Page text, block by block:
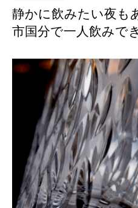
静かに飲みたい夜も
市国分で一人飲みで